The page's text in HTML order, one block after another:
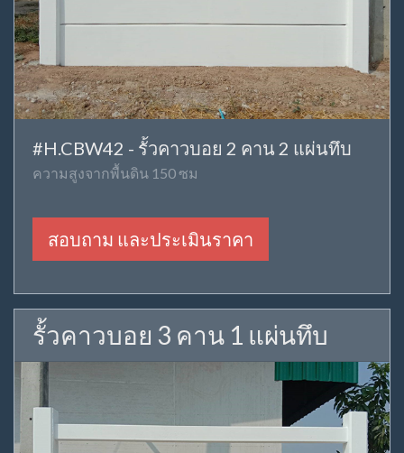
#H.CBW42 - รั้วคาวบอย 2 คาน 2 แผ่นทึบ
ความสูงจากพื้นดิน 150 ซม
สอบถาม และประเมินราคา
รั้วคาวบอย 3 คาน 1 แผ่นทึบ